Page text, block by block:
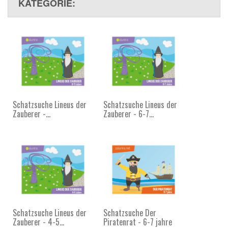
KATEGORIE:
Schatzsuche Lineus der
Zauberer -...
Schatzsuche Lineus der
Zauberer - 6-7...
Schatzsuche Lineus der
Zauberer - 4-5...
Schatzsuche Der
Piratenrat - 6-7 jahre